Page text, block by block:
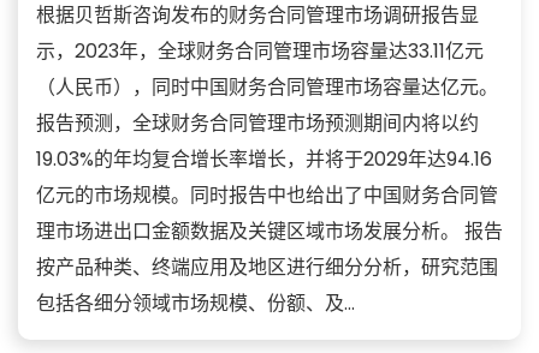
根据贝哲斯咨询发布的财务合同管理市场调研报告显
示，2023年，全球财务合同管理市场容量达33.11亿元
（人民币），同时中国财务合同管理市场容量达亿元。
报告预测，全球财务合同管理市场预测期间内将以约
19.03%的年均复合增长率增长，并将于2029年达94.16
亿元的市场规模。同时报告中也给出了中国财务合同管
理市场进出口金额数据及关键区域市场发展分析。 报告
按产品种类、终端应用及地区进行细分分析，研究范围
包括各细分领域市场规模、份额、及...